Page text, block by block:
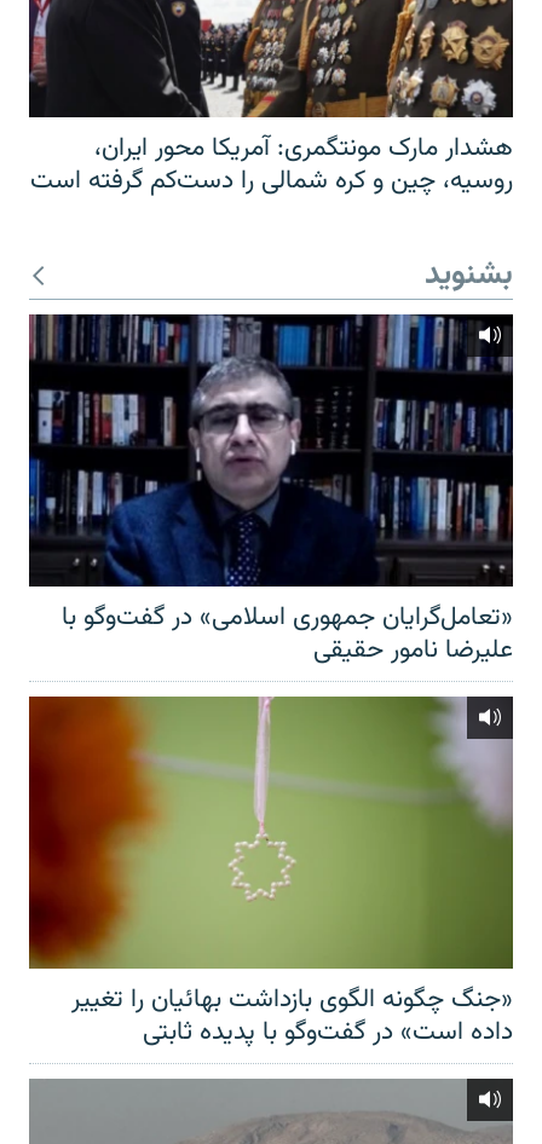
هشدار مارک مونتگمری: آمریکا محور ایران،
روسیه، چین و کره شمالی را دست‌کم گرفته است
بشنوید
«تعامل‌گرایان جمهوری اسلامی» در گفت‌وگو با
علیرضا نامور حقیقی
«جنگ چگونه الگوی بازداشت بهائیان را تغییر
داده است» در گفت‌وگو با پدیده ثابتی